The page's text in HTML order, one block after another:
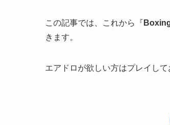
この記事では、これから『
きます。
エアドロが欲しい方はプレイして